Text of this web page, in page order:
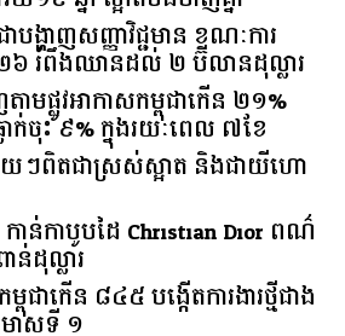
បង្ហាញ​សញ្ញា​វិជ្ជមាន​ ​ខណៈ​ការ​
៦​ ​រំពឹង​ឈានដល់​ ​២​ ​ប៊ីលាន​ដុល្លារ​
មផ្លូវអាកាសកម្ពុជាកើន ២១%
ក់ចុះ ៩% ក្នុងរយៈពេល ៧ខែ
យៗពិតជាស្រស់ស្អាត និងជាយីហោ
ាន់កាបូបដៃ Christian Dior ពណ៌
ន់ដុល្លារ
ជា​កើន​ ​៨៤៥​ ​បង្កើត​ការងារ​ថ្មី​ជាង​
មាស​ទី ​១​